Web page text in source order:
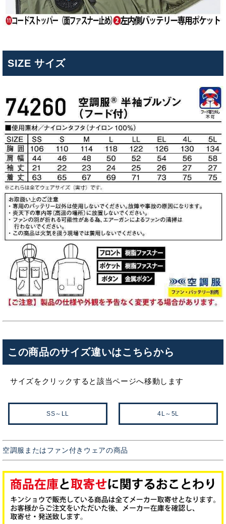
SIZE サイズ
この商品のサイズ違いはこちらから
サイズをクリックすると該当ページへ移動します
SS～LL 4L～5L
空調服またはファン付きウェアの商品